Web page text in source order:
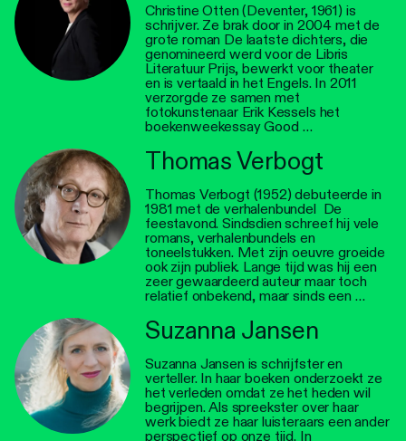
Christine Otten (Deventer, 1961) is
schrijver. Ze brak door in 2004 met de
grote roman De laatste dichters, die
genomineerd werd voor de Libris
Literatuur Prijs, bewerkt voor theater
en is vertaald in het Engels. In 2011
verzorgde ze samen met
fotokunstenaar Erik Kessels het
boekenweekessay Good …
Thomas Verbogt
Thomas Verbogt (1952) debuteerde in
1981 met de verhalenbundel De
feestavond. Sindsdien schreef hij vele
romans, verhalenbundels en
toneelstukken. Met zijn oeuvre groeide
ook zijn publiek. Lange tijd was hij een
zeer gewaardeerd auteur maar toch
relatief onbekend, maar sinds een …
Suzanna Jansen
Suzanna Jansen is schrijfster en
verteller. In haar boeken onderzoekt ze
het verleden omdat ze het heden wil
begrijpen. Als spreekster over haar
werk biedt ze haar luisteraars een ander
perspectief op onze tijd. In